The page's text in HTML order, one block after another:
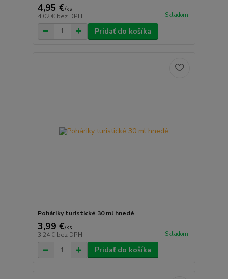
4,95 €/ks
4,02 € bez DPH Skladom
Pridať do košíka
Poháriky turistické 30 ml hnedé
3,99 €/ks
3,24 € bez DPH Skladom
Pridať do košíka